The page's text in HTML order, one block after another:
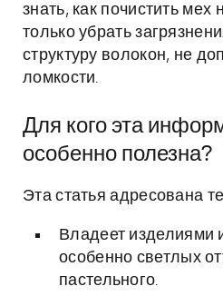
знать, как почистить мех
только убрать
структуру волокон, не
ломкости.
Для кого эта
особенно полезна?
Эта статья адресована
Владеет изделиями
особенно светлых
пастельного.